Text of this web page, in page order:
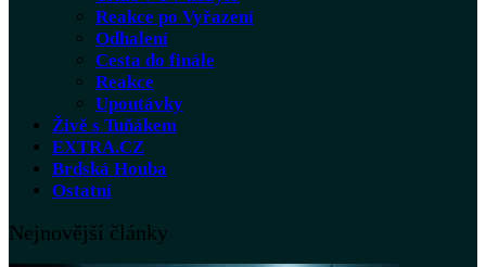
Reakce po Vyřazení
Odhalení
Cesta do finále
Reakce
Upoutávky
Živě s Tuňákem
EXTRA.CZ
Brdská Houba
Ostatní
Nejnovější články